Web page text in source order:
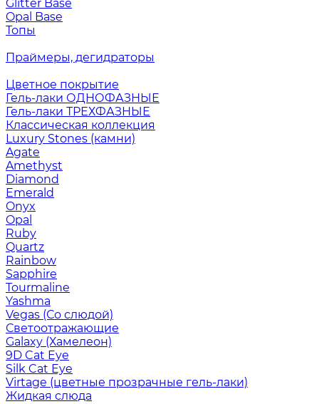
Glitter Base
Opal Base
Топы
Праймеры, дегидраторы
Цветное покрытие
Гель-лаки ОДНОФАЗНЫЕ
Гель-лаки ТРЕХФАЗНЫЕ
Классическая коллекция
Luxury Stones (камни)
Agate
Amethyst
Diamond
Emerald
Onyx
Opal
Ruby
Quartz
Rainbow
Sapphire
Tourmaline
Yashma
Vegas (Со слюдой)
Светоотражающие
Galaxy (Хамелеон)
9D Cat Eye
Silk Cat Eye
Virtage (цветные прозрачные гель-лаки)
Жидкая слюда